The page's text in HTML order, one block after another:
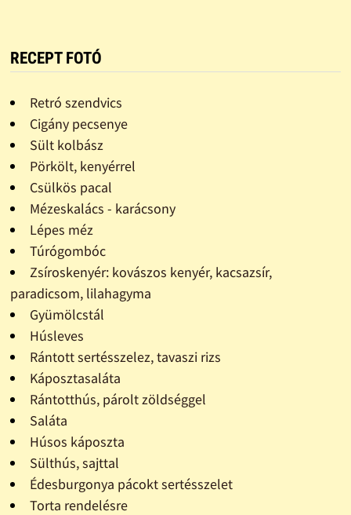
RECEPT FOTÓ
Retró szendvics
Cigány pecsenye
Sült kolbász
Pörkölt, kenyérrel
Csülkös pacal
Mézeskalács - karácsony
Lépes méz
Túrógombóc
Zsíroskenyér: kovászos kenyér, kacsazsír,
paradicsom, lilahagyma
Gyümölcstál
Húsleves
Rántott sertésszelez, tavaszi rizs
Káposztasaláta
Rántotthús, párolt zöldséggel
Saláta
Húsos káposzta
Sülthús, sajttal
Édesburgonya pácokt sertésszelet
Torta rendelésre